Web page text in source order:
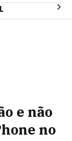
e não
no